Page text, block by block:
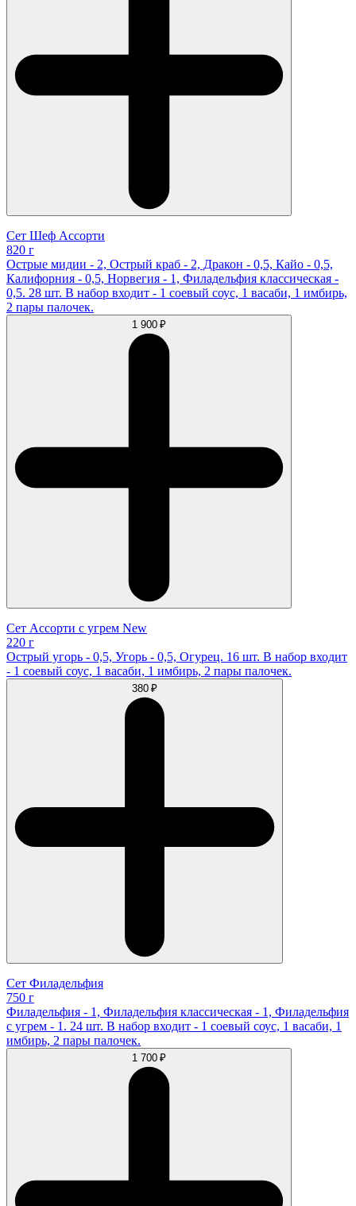
Сет Шеф Ассорти
820 г
Острые мидии - 2, Острый краб - 2, Дракон - 0,5, Кайо - 0,5,
Калифорния - 0,5, Норвегия - 1, Филадельфия классическая -
0,5. 28 шт. В набор входит - 1 соевый соус, 1 васаби, 1 имбирь,
2 пары палочек.
1 900 ₽
Сет Ассорти с угрем New
220 г
Острый угорь - 0,5, Угорь - 0,5, Огурец. 16 шт. В набор входит
- 1 соевый соус, 1 васаби, 1 имбирь, 2 пары палочек.
380 ₽
Сет Филадельфия
750 г
Филадельфия - 1, Филадельфия классическая - 1, Филадельфия
с угрем - 1. 24 шт. В набор входит - 1 соевый соус, 1 васаби, 1
имбирь, 2 пары палочек.
1 700 ₽